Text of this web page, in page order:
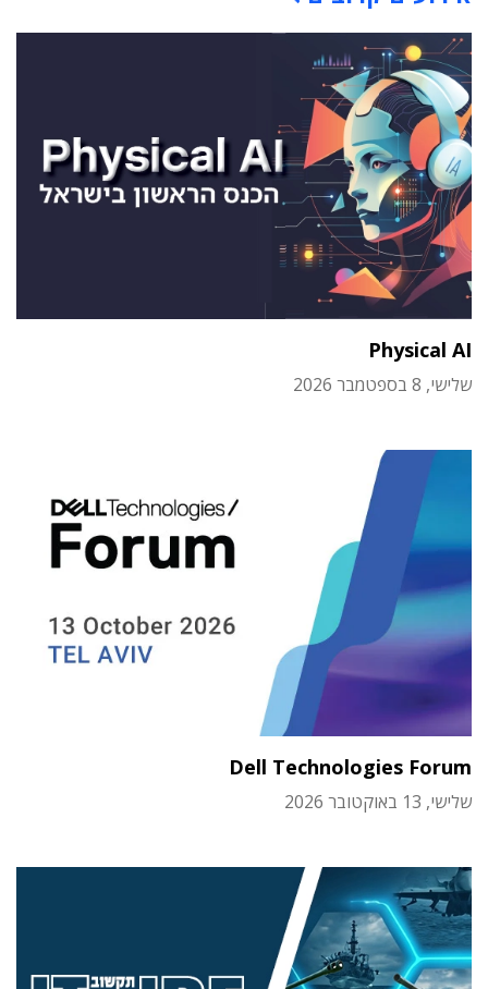
Physical AI
שלישי, 8 בספטמבר 2026
Dell Technologies Forum
שלישי, 13 באוקטובר 2026